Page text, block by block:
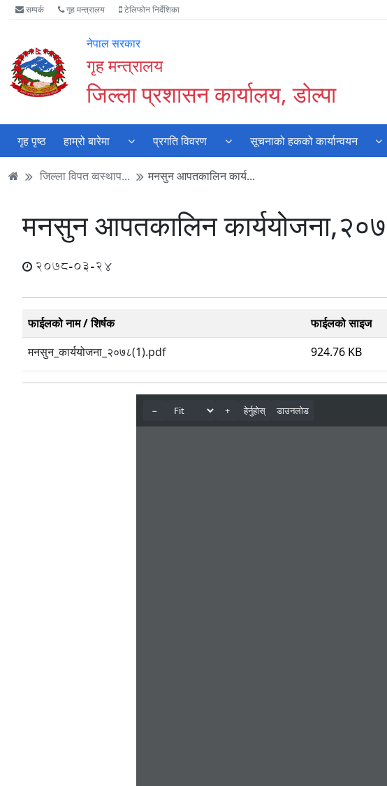
Accessibility
Mode
गर्नुहोस्
मुख्य
सामाग्री
मुख्य
नेभिगेसन
वेबसाइट
खोजमा
सम्पर्क गृह मन्त्रालय टेलिफोन निर्देशिका
नेपाल सरकार
गृह मन्त्रालय
जिल्ला प्रशासन कार्यालय, डोल्पा
गृह पृष्ठ हाम्रो बारेमा प्रगति विवरण सूचनाको हकको कार्यान्वयन
जिल्ला विपत व्वस्थाप... मनसुन आपतकालिन कार्य...
मनसुन आपतकालिन
2078-03-24
फाईलको नाम / शिर्षक फाईलको साइज
मनसुन_कार्ययोजना_२०७८(1).pdf
924.76 KB